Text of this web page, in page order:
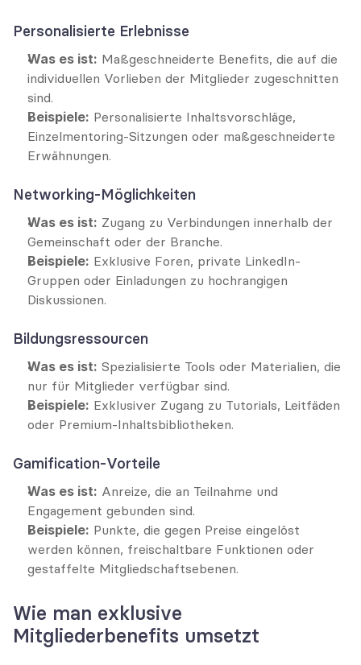
Personalisierte Erlebnisse
Was es ist: Maßgeschneiderte Benefits, die auf die
individuellen Vorlieben der Mitglieder zugeschnitten
sind.
Beispiele: Personalisierte Inhaltsvorschläge,
Einzelmentoring-Sitzungen oder maßgeschneiderte
Erwähnungen.
Networking-Möglichkeiten
Was es ist: Zugang zu Verbindungen innerhalb der
Gemeinschaft oder der Branche.
Beispiele: Exklusive Foren, private LinkedIn-
Gruppen oder Einladungen zu hochrangigen
Diskussionen.
Bildungsressourcen
Was es ist: Spezialisierte Tools oder Materialien, die
nur für Mitglieder verfügbar sind.
Beispiele: Exklusiver Zugang zu Tutorials, Leitfäden
oder Premium-Inhaltsbibliotheken.
Gamification-Vorteile
Was es ist: Anreize, die an Teilnahme und
Engagement gebunden sind.
Beispiele: Punkte, die gegen Preise eingelöst
werden können, freischaltbare Funktionen oder
gestaffelte Mitgliedschaftsebenen.
Wie man exklusive
Mitgliederbenefits umsetzt